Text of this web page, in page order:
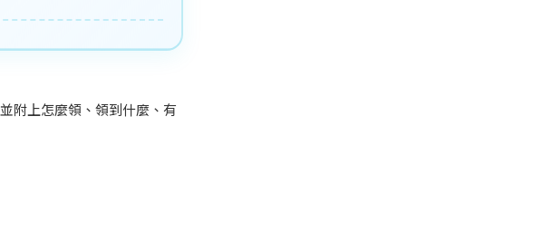
並附上怎麼領、領到什麼、有